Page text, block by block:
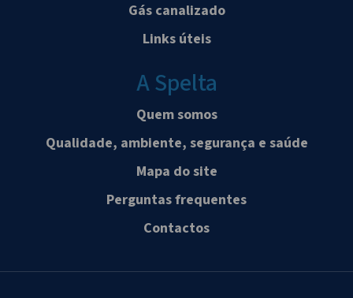
Gás canalizado
Links úteis
A Spelta
Quem somos
Qualidade, ambiente, segurança e saúde
Mapa do site
Perguntas frequentes
Contactos